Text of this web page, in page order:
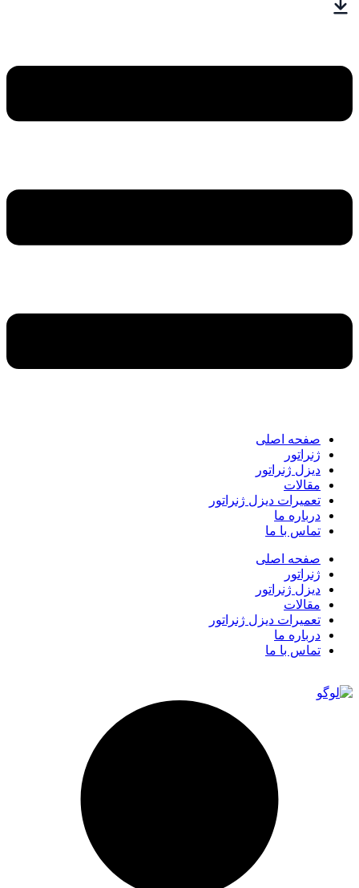
صفحه اصلی
ژنراتور
دیزل ژنراتور
مقالات
تعمیرات دیزل ژنراتور
درباره ما
تماس با ما
صفحه اصلی
ژنراتور
دیزل ژنراتور
مقالات
تعمیرات دیزل ژنراتور
درباره ما
تماس با ما